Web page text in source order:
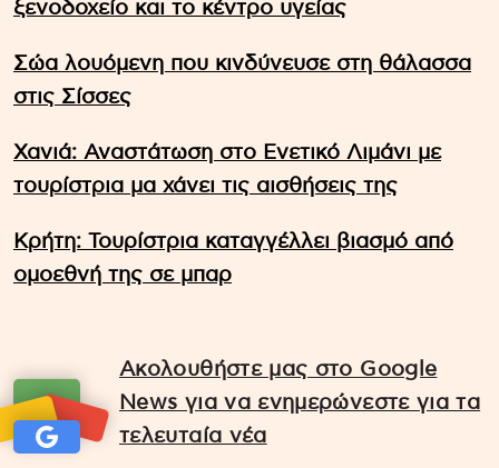
ξενοδοχείο και το κέντρο υγείας
Σώα λουόμενη που κινδύνευσε στη θάλασσα
στις Σίσσες
Χανιά: Αναστάτωση στο Ενετικό Λιμάνι με
τουρίστρια μα χάνει τις αισθήσεις της
Κρήτη: Τουρίστρια καταγγέλλει βιασμό από
ομοεθνή της σε μπαρ
Ακολουθήστε μας στο Google
News για να ενημερώνεστε για τα
τελευταία νέα